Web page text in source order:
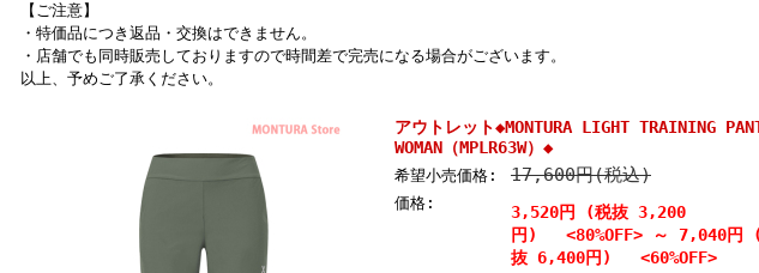
【ご注意】
・特価品につき返品・交換はできません。
・店舗でも同時販売しておりますので時間差で完売になる場合がございます。
以上、予めご了承ください。
アウトレット◆MONTURA LIGHT TRAINING
WOMAN（MPLR63W）◆
希望小売価格: 17,600円(税込)
価格:
3,520円 (税抜 3,200
円) <80%OFF>
～
7,040円
抜 6,400円) <60%OFF>